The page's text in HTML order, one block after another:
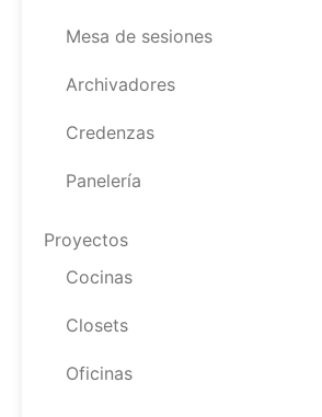
Mesa de sesiones
Archivadores
Credenzas
Panelería
Proyectos
Cocinas
Closets
Oficinas